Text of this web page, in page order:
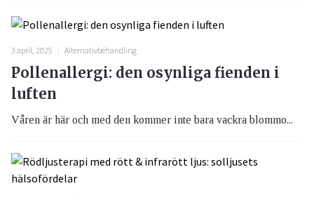
3 april, 2025 Alternativbehandling
Pollenallergi: den osynliga fienden i
luften
Våren är här och med den kommer inte bara vackra blommo...